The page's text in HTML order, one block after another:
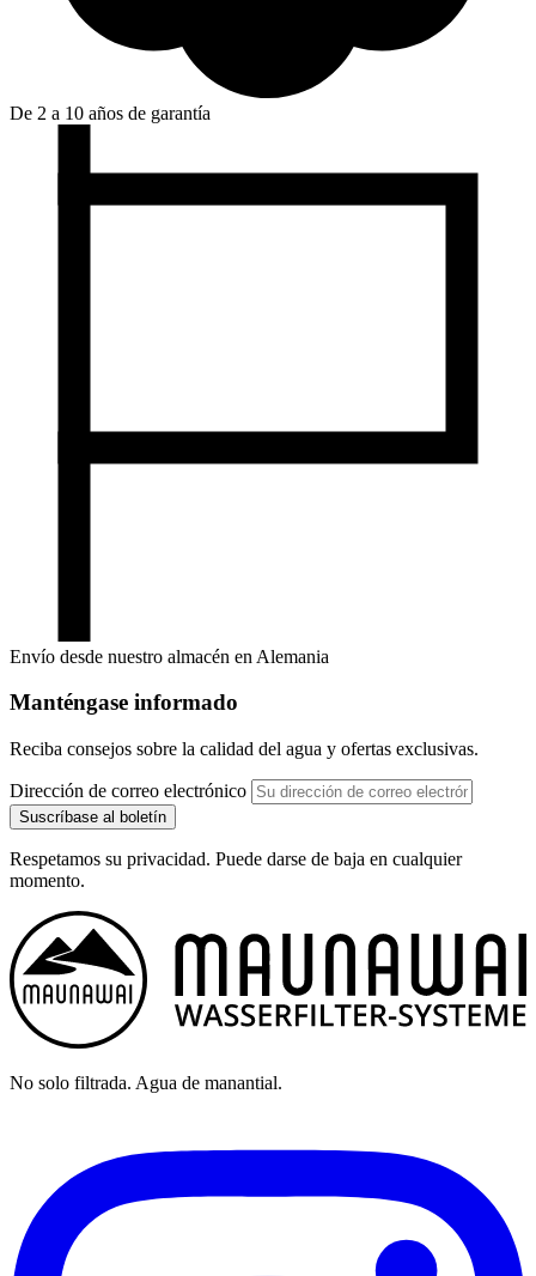
De 2 a 10 años de garantía
Envío desde nuestro almacén en Alemania
Manténgase informado
Reciba consejos sobre la calidad del agua y ofertas exclusivas.
Dirección de correo electrónico
Suscríbase al boletín
Respetamos su privacidad. Puede darse de baja en cualquier
momento.
No solo filtrada. Agua de manantial.